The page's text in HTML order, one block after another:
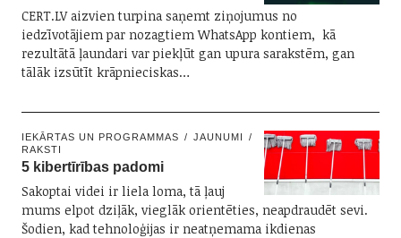
CERT.LV aizvien turpina saņemt ziņojumus no
iedzīvotājiem par nozagtiem WhatsApp kontiem, kā
rezultātā ļaundari var piekļūt gan upura sarakstēm, gan
tālāk izsūtīt krāpnieciskas…
IEKĀRTAS UN PROGRAMMAS
JAUNUMI
RAKSTI
5 kibertīrības padomi
Sakoptai videi ir liela loma, tā ļauj
mums elpot dziļāk, vieglāk orientēties, neapdraudēt sevi.
Šodien, kad tehnoloģijas ir neatņemama ikdienas